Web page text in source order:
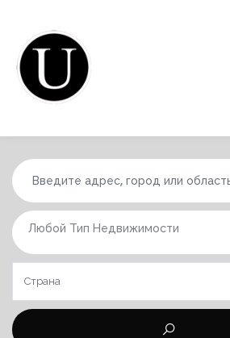
Любой Тип Недвижимости